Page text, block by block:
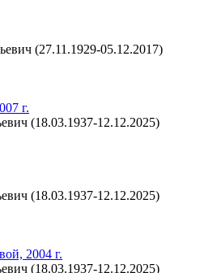
(27.11.1929-05.12.2017)
г.
(18.03.1937-12.12.2025)
(18.03.1937-12.12.2025)
2004 г.
(18.03.1937-12.12.2025)